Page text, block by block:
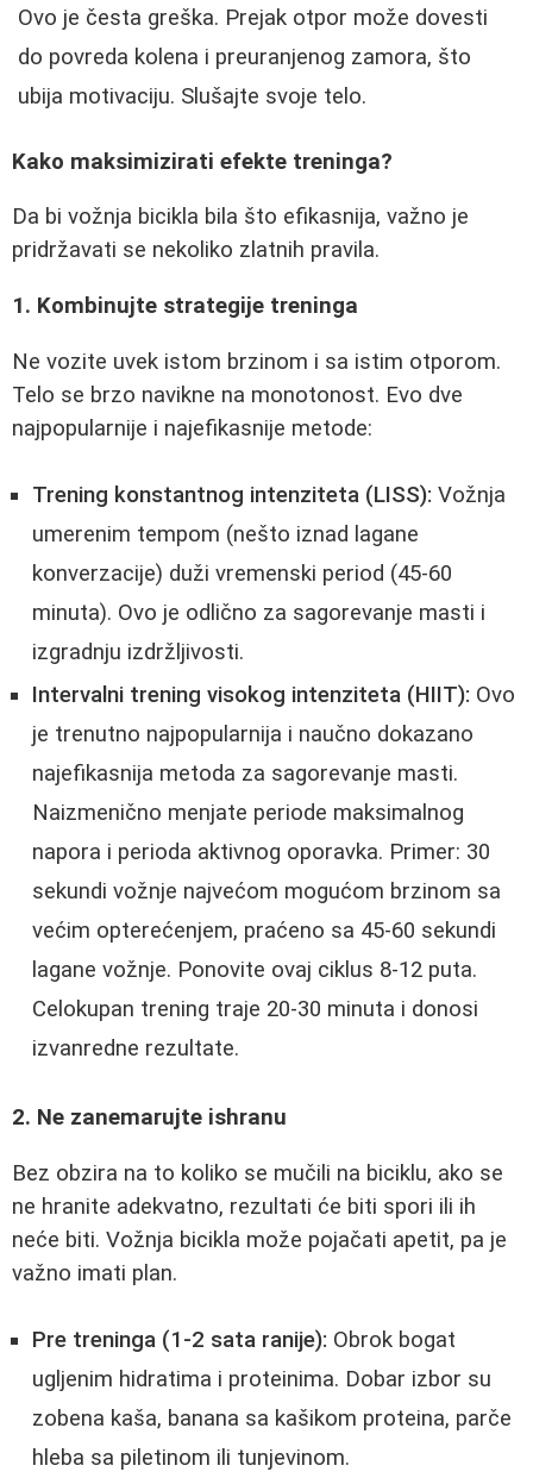
Ovo je česta greška. Prejak otpor može dovesti
do povreda kolena i preuranjenog zamora, što
ubija motivaciju. Slušajte svoje telo.
Kako maksimizirati efekte treninga?
Da bi vožnja bicikla bila što efikasnija, važno je
pridržavati se nekoliko zlatnih pravila.
1. Kombinujte strategije treninga
Ne vozite uvek istom brzinom i sa istim otporom.
Telo se brzo navikne na monotonost. Evo dve
najpopularnije i najefikasnije metode:
Trening konstantnog intenziteta (LISS): Vožnja
umerenim tempom (nešto iznad lagane
konverzacije) duži vremenski period (45-60
minuta). Ovo je odlično za sagorevanje masti i
izgradnju izdržljivosti.
Intervalni trening visokog intenziteta (HIIT): Ovo
je trenutno najpopularnija i naučno dokazano
najefikasnija metoda za sagorevanje masti.
Naizmenično menjate periode maksimalnog
napora i perioda aktivnog oporavka. Primer: 30
sekundi vožnje najvećom mogućom brzinom sa
većim opterećenjem, praćeno sa 45-60 sekundi
lagane vožnje. Ponovite ovaj ciklus 8-12 puta.
Celokupan trening traje 20-30 minuta i donosi
izvanredne rezultate.
2. Ne zanemarujte ishranu
Bez obzira na to koliko se mučili na biciklu, ako se
ne hranite adekvatno, rezultati će biti spori ili ih
neće biti. Vožnja bicikla može pojačati apetit, pa je
važno imati plan.
Pre treninga (1-2 sata ranije): Obrok bogat
ugljenim hidratima i proteinima. Dobar izbor su
zobena kaša, banana sa kašikom proteina, parče
hleba sa piletinom ili tunjevinom.